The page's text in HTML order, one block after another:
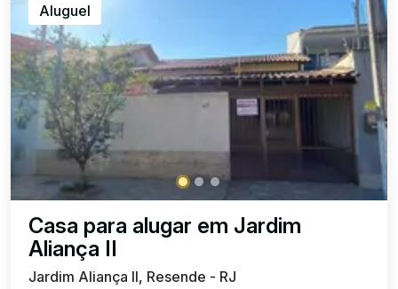
Aluguel
Casa para alugar em Jardim
Aliança II
Jardim Aliança II, Resende - RJ